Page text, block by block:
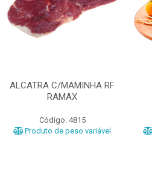
ALCATRA C/MAMINHA RF
RAMAX
Código: 4815
Produto de peso variável